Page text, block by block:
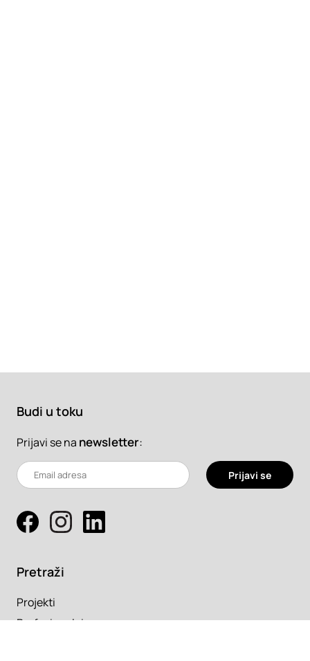
Budi u toku
Prijavi se na newsletter:
Prijavi se
Pretraži
Projekti
Profesionalci